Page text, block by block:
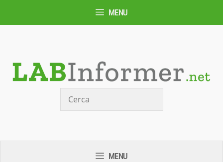
MENU
MENU